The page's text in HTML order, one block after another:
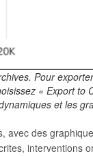
Pour
« Export to
et les
avec des
interventions